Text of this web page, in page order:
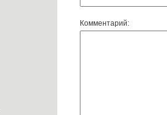
Комментарий: